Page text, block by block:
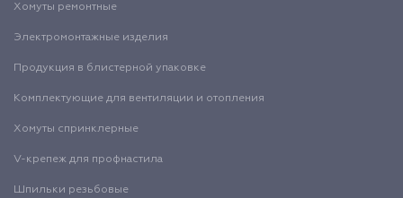
Хомуты ремонтные
Электромонтажные изделия
Продукция в блистерной упаковке
Комплектующие для вентиляции и отопления
Хомуты спринклерные
V-крепеж для профнастила
Шпильки резьбовые